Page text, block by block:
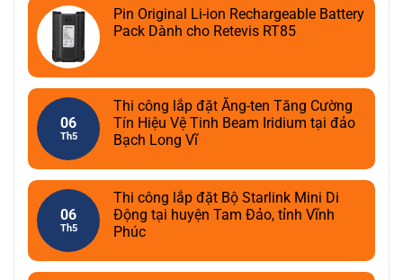
Pin Original Li-ion Rechargeable Battery
Pack Dành cho Retevis RT85
06
Th5
Thi công lắp đặt Ăng-ten Tăng Cường
Tín Hiệu Vệ Tinh Beam Iridium tại đảo
Bạch Long Vĩ
06
Th5
Thi công lắp đặt Bộ Starlink Mini Di
Động tại huyện Tam Đảo, tỉnh Vĩnh
Phúc